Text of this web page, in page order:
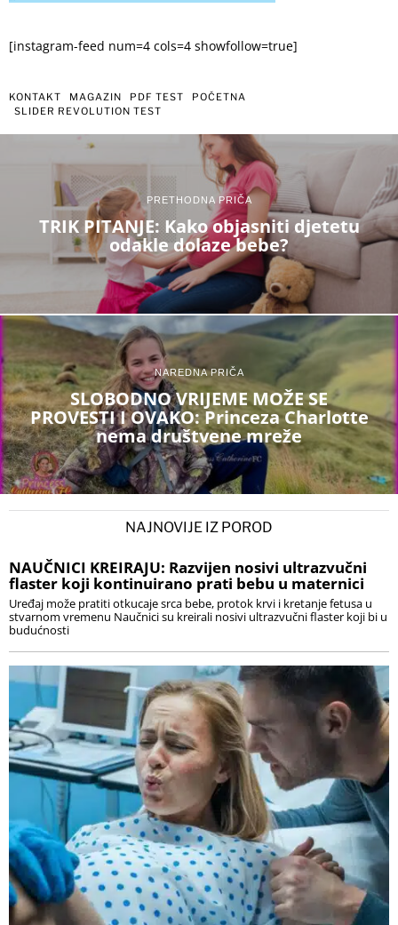
[instagram-feed num=4 cols=4 showfollow=true]
KONTAKT MAGAZIN PDF TEST
POČETNA
SLIDER REVOLUTION TEST
PRETHODNA PRIČA
TRIK PITANJE: Kako objasniti djetetu
odakle dolaze bebe?
NAREDNA PRIČA
SLOBODNO VRIJEME MOŽE SE
PROVESTI I OVAKO: Princeza Charlotte
nema društvene mreže
NAJNOVIJE IZ POROD
NAUČNICI KREIRAJU: Razvijen nosivi ultrazvučni
flaster koji kontinuirano prati bebu u maternici
Uređaj može pratiti otkucaje srca bebe, protok krvi i kretanje fetusa u
stvarnom vremenu Naučnici su kreirali nosivi ultrazvučni flaster koji bi u
budućnosti